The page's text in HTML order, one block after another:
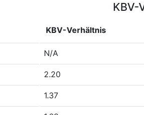
KBV-
KBV-Verhältnis
N/A
2.20
1.37